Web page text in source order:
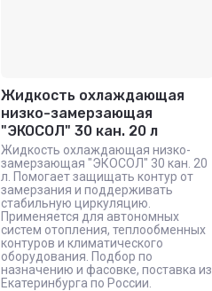
Жидкость охлаждающая
низко-замерзающая
"ЭКОСОЛ" 30 кан. 20 л
Жидкость охлаждающая низко-
замерзающая "ЭКОСОЛ" 30 кан. 20
л. Помогает защищать контур от
замерзания и поддерживать
стабильную циркуляцию.
Применяется для автономных
систем отопления, теплообменных
контуров и климатического
оборудования. Подбор по
назначению и фасовке, поставка из
Екатеринбурга по России.